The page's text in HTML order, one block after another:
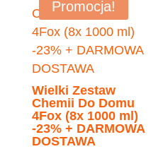
Promocja!
Wielki Zestaw
Chemii Do Domu
4Fox (8x 1000 ml)
-23% + DARMOWA
DOSTAWA